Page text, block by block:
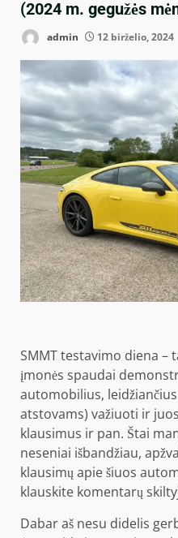
(2024 m. gegužės
admin 12 birželio, 2024
SMMT testavimo diena –
įmonės spaudai
automobilius,
atstovams) važiuoti ir
klausimus ir pan. Štai
neseniai išbandžiau,
klausimų apie šiuos
klauskite komentarų
Dabar aš nesu didelis